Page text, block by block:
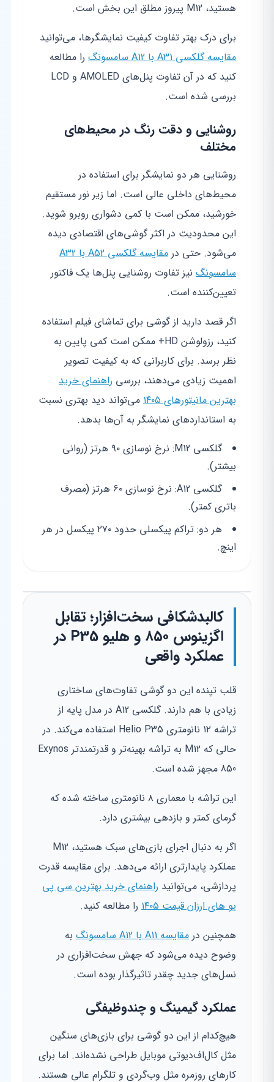
هستید، M12 پیروز مطلق این بخش است.
برای درک بهتر تفاوت کیفیت نمایشگرها، می‌توانید
مقایسه گلکسی A31 با A12 سامسونگ
را مطالعه
کنید که در آن تفاوت پنل‌های AMOLED و LCD
بررسی شده است.
روشنایی و دقت رنگ در محیط‌های
مختلف
روشنایی هر دو نمایشگر برای استفاده در
محیط‌های داخلی عالی است. اما زیر نور مستقیم
خورشید، ممکن است با کمی دشواری روبرو شوید.
این محدودیت در اکثر گوشی‌های اقتصادی دیده
می‌شود. حتی در
مقایسه گلکسی A52 با A32
سامسونگ نیز تفاوت روشنایی پنل‌ها یک فاکتور
تعیین‌کننده است.
اگر قصد دارید از گوشی برای تماشای فیلم استفاده
کنید، رزولوشن HD+ ممکن است کمی پایین به
نظر برسد. برای کاربرانی که به کیفیت تصویر
اهمیت زیادی می‌دهند، بررسی راهنمای خرید
بهترین مانیتورهای ۱۴۰۵
می‌تواند دید بهتری نسبت
به استانداردهای نمایشگر به آن‌ها بدهد.
گلکسی M12: نرخ نوسازی ۹۰ هرتز (روانی
بیشتر).
گلکسی A12: نرخ نوسازی ۶۰ هرتز (مصرف
باتری کمتر).
هر دو: تراکم پیکسلی حدود ۲۷۰ پیکسل در هر
اینچ.
کالبدشکافی سخت‌افزار؛ تقابل
اگزینوس ۸۵۰ و هلیو P35 در
عملکرد واقعی
قلب تپنده این دو گوشی تفاوت‌های ساختاری
زیادی با هم دارند. گلکسی A12 در مدل پایه از
تراشه ۱۲ نانومتری Helio P35 استفاده می‌کند. در
حالی که M12 به تراشه بهینه‌تر و قدرتمندتر Exynos
850 مجهز شده است.
این تراشه با معماری ۸ نانومتری ساخته شده که
گرمای کمتر و بازدهی بیشتری دارد.
اگر به دنبال اجرای بازی‌های سبک هستید، M12
عملکرد پایدارتری ارائه می‌دهد. برای مقایسه قدرت
پردازشی، می‌توانید راهنمای خرید بهترین سی پی
یو های ارزان قیمت ۱۴۰۵
را مطالعه کنید.
همچنین در مقایسه A11 با A12 سامسونگ
به
وضوح دیده می‌شود که جهش سخت‌افزاری در
نسل‌های جدید چقدر تاثیرگذار بوده است.
عملکرد گیمینگ و چندوظیفگی
هیچ‌کدام از این دو گوشی برای بازی‌های سنگین
مثل کال‌اف‌دیوتی موبایل طراحی نشده‌اند. اما برای
کارهای روزمره مثل وب‌گردی و تلگرام عالی هستند.